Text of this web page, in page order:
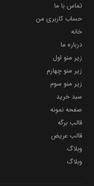
تماس با ما
حساب کاربری من
خانه
درباره ما
زیر منو اول
زیر منو چهارم
زیر منو سوم
سبد خرید
صفحه نمونه
قالب برگه
قالب عریض
وبلاگ
وبلاگ